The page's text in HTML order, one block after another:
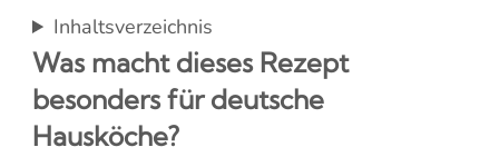
Inhaltsverzeichnis
Was macht dieses Rezept
besonders für deutsche
Hausköche?